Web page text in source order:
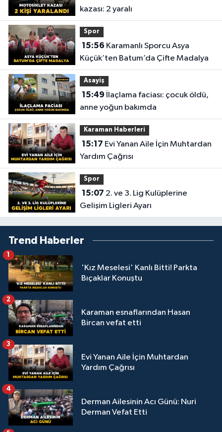
kazası: 2 yaralı
Spor
15:56
Küçük’ten Batum’da Çifte Madalya
Asayiş
15:49
anne yoğun bakımda
Karaman Haberleri
15:17
Yardım Çağrısı
Spor
15:07
Gelişim Ligleri Ayarı
Trend Haberler
'Kız Meselesi' Kanlı Bitti! Parkta
Bıçaklar Konuştu
1
Karaman esnaflarından Hasan
Bircan vefat etti
2
Evi Yanan Aile İçin Muhtardan
Yardım Çağrısı
3
Derman Ailesinin Acı Günü: Nuri
Derman Vefat Etti
4